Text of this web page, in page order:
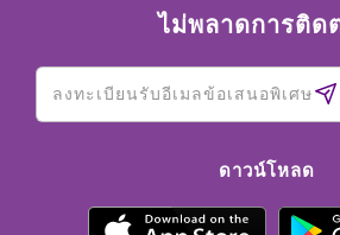
ไม่พลาดการติด
ดาวน์โหลด